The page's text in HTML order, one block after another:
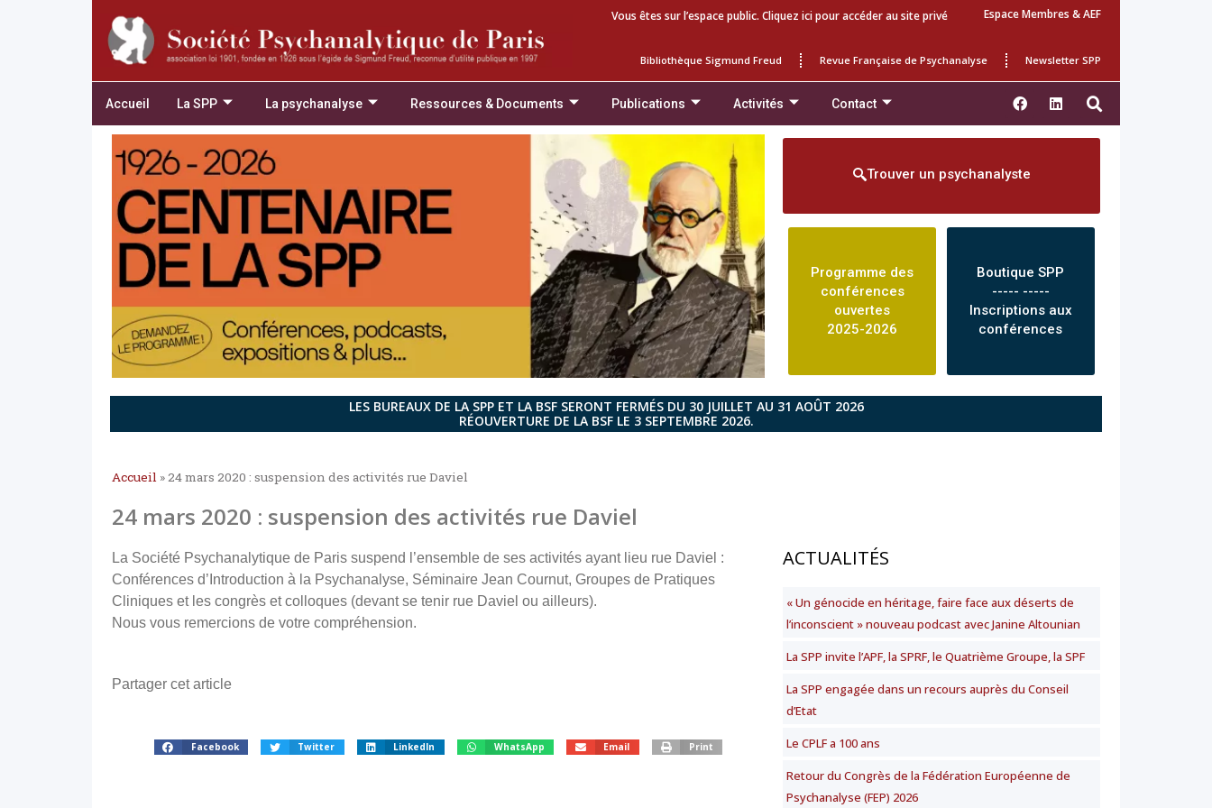
Vous êtes sur l’espace public. Cliquez ici pour accéder au site privé Espace Membres & AEF
Bibliothèque Sigmund Freud Revue Française de Psychanalyse Newsletter SPP
Accueil La SPP La psychanalyse Ressources & Documents Publications Activités Contact
Trouver un psychanalyste
Programme des
conférences
ouvertes
2025-2026
Boutique SPP
----- -----
Inscriptions aux
conférences
LES BUREAUX DE LA SPP ET LA BSF SERONT FERMÉS DU 30 JUILLET AU 31 AOÛT 2026
RÉOUVERTURE DE LA BSF LE 3 SEPTEMBRE 2026.
Accueil »24 mars 2020 : suspension des activités rue Daviel
24 mars 2020 : suspension des activités rue Daviel
La Société Psychanalytique de Paris suspend l’ensemble de ses activités ayant lieu rue Daviel :
Conférences d’Introduction à la Psychanalyse, Séminaire Jean Cournut, Groupes de Pratiques
Cliniques et les congrès et colloques (devant se tenir rue Daviel ou ailleurs).
Nous vous remercions de votre compréhension.
Partager cet article
Facebook Twitter LinkedIn WhatsApp Email Print
ACTUALITÉS
« Un génocide en héritage, faire face aux déserts de
l’inconscient » nouveau podcast avec Janine Altounian
La SPP invite l’APF, la SPRF, le Quatrième Groupe, la SPF
La SPP engagée dans un recours auprès du Conseil
d’Etat
Le CPLF a 100 ans
Retour du Congrès de la Fédération Européenne de
Psychanalyse (FEP) 2026